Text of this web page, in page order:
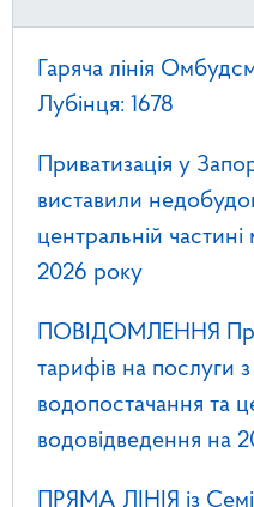
Гаряча лінія
Лубінця: 1678
Приватизація у
виставили
центральній
2026 року
ПОВІДОМЛЕННЯ Про
тарифів на послуги
водопостачання та
водовідведення на
ПРЯМА ЛІНІЯ із